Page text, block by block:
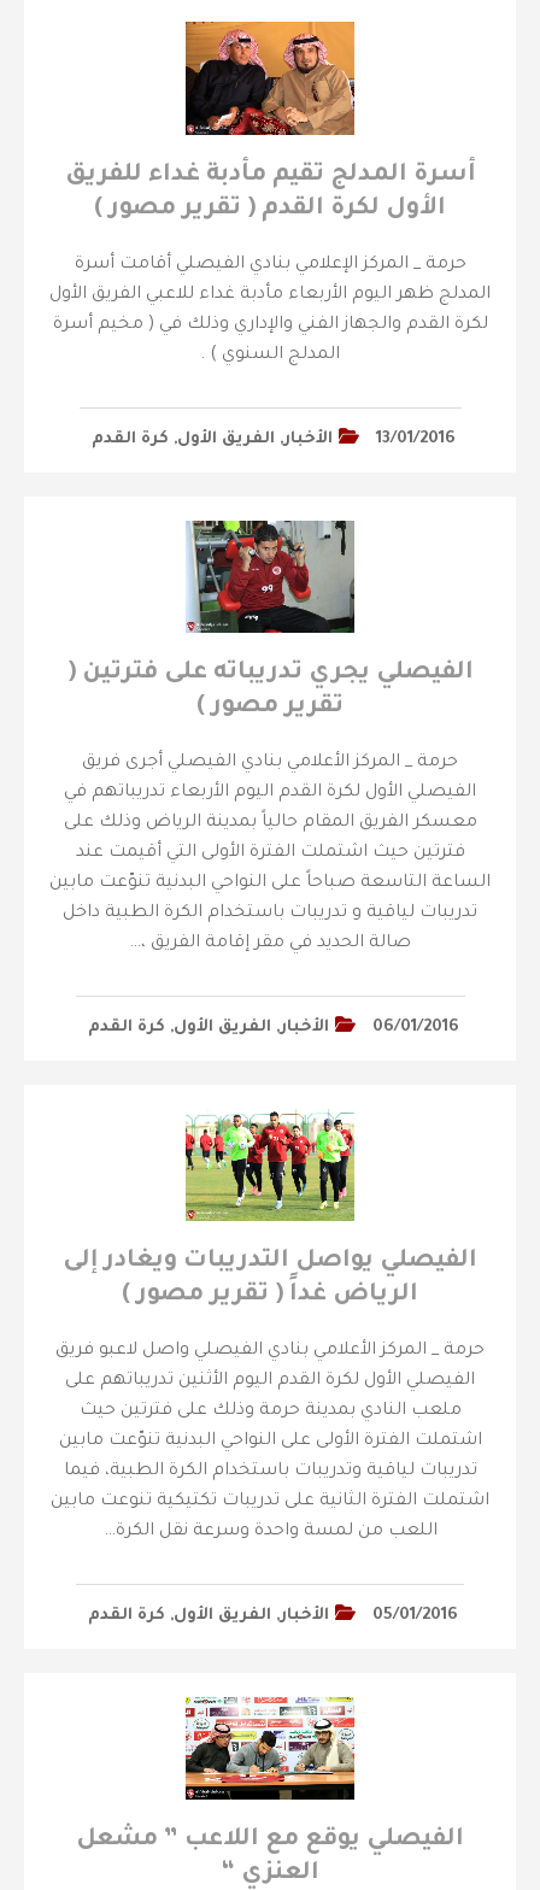
أسرة المدلج تقيم مأدبة غداء للفريق
الأول لكرة القدم ( تقرير مصور )
حرمة _ المركز الإعلامي بنادي الفيصلي أقامت أسرة
المدلج ظهر اليوم الأربعاء مأدبة غداء للاعبي الفريق الأول
لكرة القدم والجهاز الفني والإداري وذلك في ( مخيم أسرة
المدلج السنوي ) .
13/01/2016 الأخبار, الفريق الأول, كرة القدم
الفيصلي يجري تدريباته على فترتين (
تقرير مصور )
حرمة _ المركز الأعلامي بنادي الفيصلي أجرى فريق
الفيصلي الأول لكرة القدم اليوم الأربعاء تدريباتهم في
معسكر الفريق المقام حالياً بمدينة الرياض وذلك على
فترتين حيث اشتملت الفترة الأولى التي أقيمت عند
الساعة التاسعة صباحاً على النواحي البدنية تنوّعت مابين
تدريبات لياقية و تدريبات باستخدام الكرة الطبية داخل
صالة الحديد في مقر إقامة الفريق ،…
06/01/2016 الأخبار, الفريق الأول, كرة القدم
الفيصلي يواصل التدريبات ويغادر إلى
الرياض غداً ( تقرير مصور )
حرمة _ المركز الأعلامي بنادي الفيصلي واصل لاعبو فريق
الفيصلي الأول لكرة القدم اليوم الأثنين تدريباتهم على
ملعب النادي بمدينة حرمة وذلك على فترتين حيث
اشتملت الفترة الأولى على النواحي البدنية تنوّعت مابين
تدريبات لياقية وتدريبات باستخدام الكرة الطبية، فيما
اشتملت الفترة الثانية على تدريبات تكتيكية تنوعت مابين
اللعب من لمسة واحدة وسرعة نقل الكرة…
05/01/2016 الأخبار, الفريق الأول, كرة القدم
الفيصلي يوقع مع اللاعب ” مشعل
العنزي “